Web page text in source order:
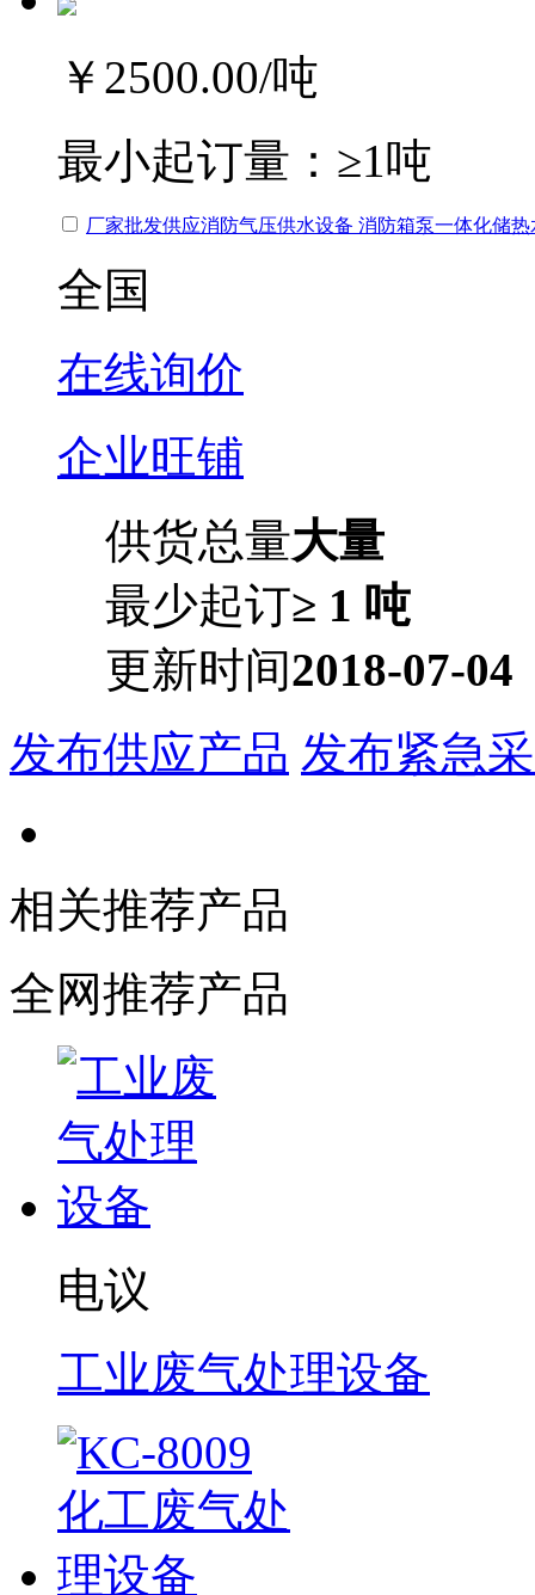
￥2500.00/吨
最小起订量： ≥1吨
厂家批发供应消防气压供水设备 消防箱泵一体化储热
全国
在线询价
企业旺铺
供货总量大量
最少起订≥ 1 吨
更新时间2018-07-04
发布供应产品 发布紧急
相关推荐产品
全网推荐产品
电议
工业废气处理设备